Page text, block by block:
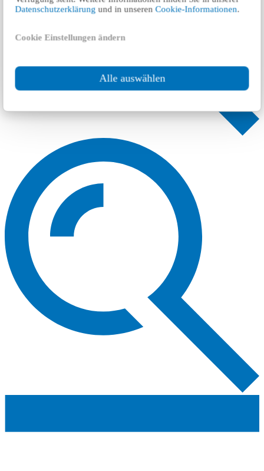
Datenschutzerklärung und in unserenCookie-Informationen.
Cookie Einstellungen ändern
Alle auswählen